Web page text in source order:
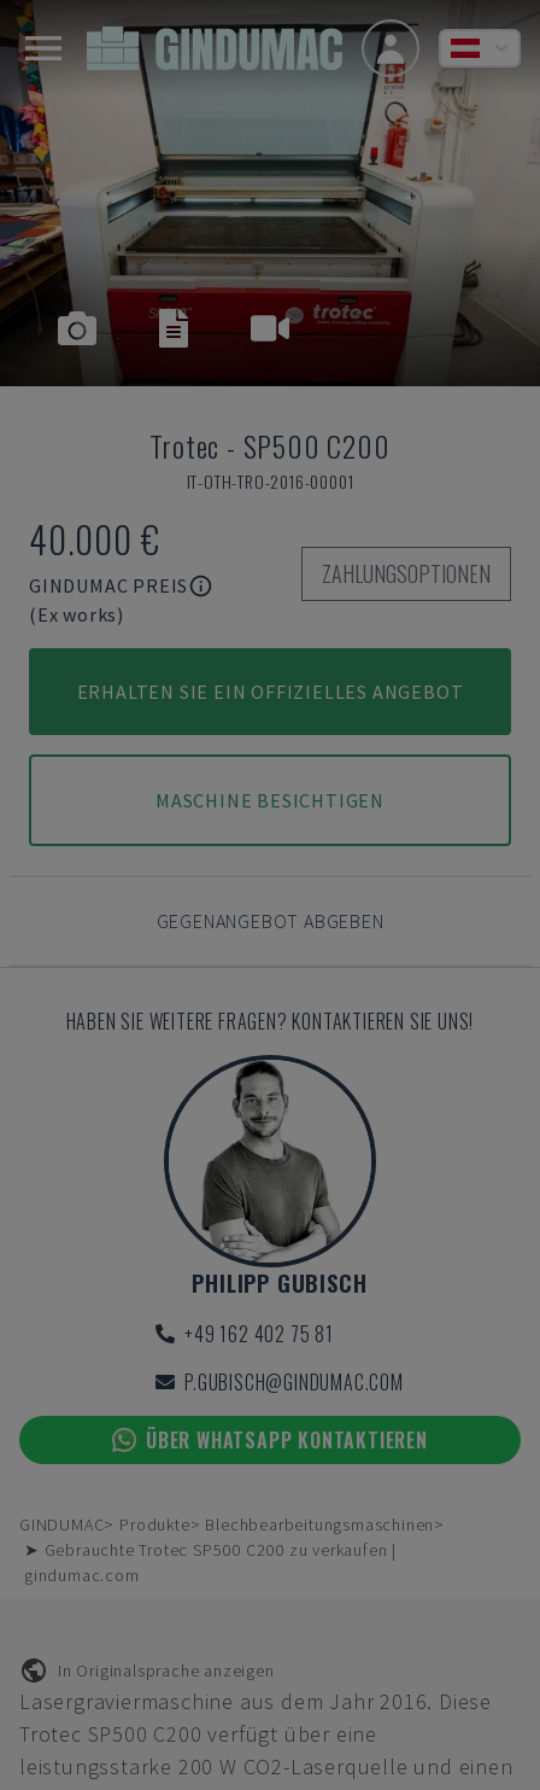
Trotec - SP500 C200
IT-OTH-TRO-2016-00001
40.000 €
GINDUMAC PREIS
(Ex works)
ZAHLUNGSOPTIONEN
ERHALTEN SIE EIN OFFIZIELLES ANGEBOT
MASCHINE BESICHTIGEN
GEGENANGEBOT ABGEBEN
HABEN SIE WEITERE FRAGEN? KONTAKTIEREN SIE UNS!
PHILIPP GUBISCH
+49 162 402 75 81
P.GUBISCH@GINDUMAC.COM
ÜBER WHATSAPP KONTAKTIEREN
GINDUMAC Produkte
Blechbearbeitungsmaschinen
➤ Gebrauchte Trotec SP500 C200 zu verkaufen |
gindumac.com
In Originalsprache anzeigen
Lasergraviermaschine aus dem Jahr 2016. Diese
Trotec SP500 C200 verfügt über eine
leistungsstarke 200 W CO2-Laserquelle und einen